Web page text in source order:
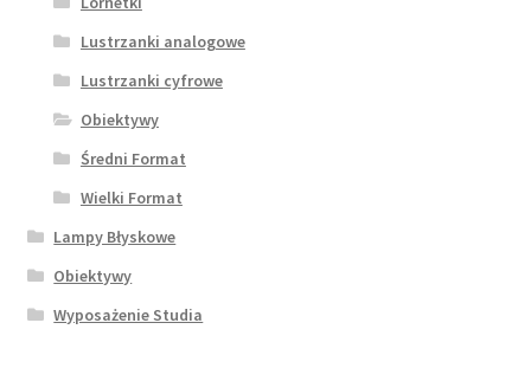
Lustrzanki analogowe
Lustrzanki cyfrowe
Obiektywy
Średni Format
Wielki Format
Lampy Błyskowe
Obiektywy
Wyposażenie Studia